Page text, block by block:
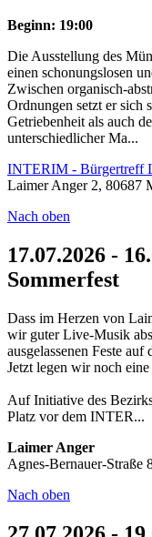
Beginn: 19:00
Die Ausstellung des
einen schonungslosen
Zwischen organisch-
Ordnungen setzt er sich
Getriebenheit als auch
unterschiedlicher Ma...
INTERIM - Bürgertreff
Laimer Anger 2, 80687
Nach oben
17.07.2026 -
Sommerfest
Dass im Herzen von
wir guter Live-Musik
ausgelassenen Feste
Jetzt legen wir noch
Auf Initiative des
Platz vor dem INTER...
Laimer Anger
Agnes-Bernauer-Straße
Nach oben